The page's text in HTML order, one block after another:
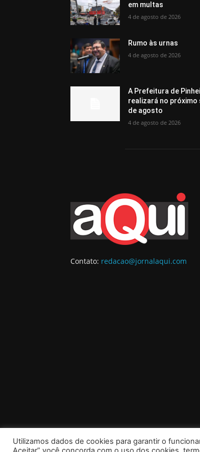
em multas
4 de agosto de 2026
Rumo às urnas
4 de agosto de 2026
A Prefeitura de
realizará no próximo
de agosto
4 de agosto de 2026
Contato: redacao@jornalaqui.com
Utilizamos dados de cookies para garantir o